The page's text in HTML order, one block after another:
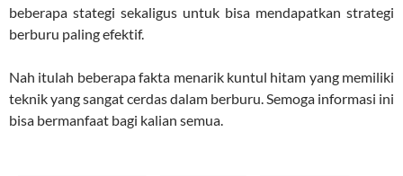
beberapa stategi sekaligus untuk bisa mendapatkan strategi
berburu paling efektif.
Nah itulah beberapa fakta menarik kuntul hitam yang memiliki
teknik yang sangat cerdas dalam berburu. Semoga informasi ini
bisa bermanfaat bagi kalian semua.